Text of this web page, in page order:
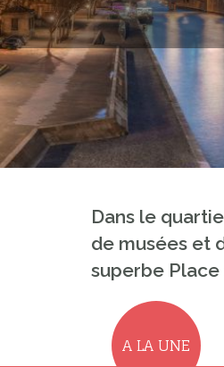
Dans le
de musées et
superbe Place
A LA UNE